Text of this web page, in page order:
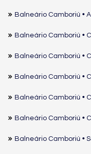
Balneário Camboriú •
Balneário Camboriú •
Balneário Camboriú •
Balneário Camboriú •
Balneário Camboriú •
Balneário Camboriú •
Balneário Camboriú •